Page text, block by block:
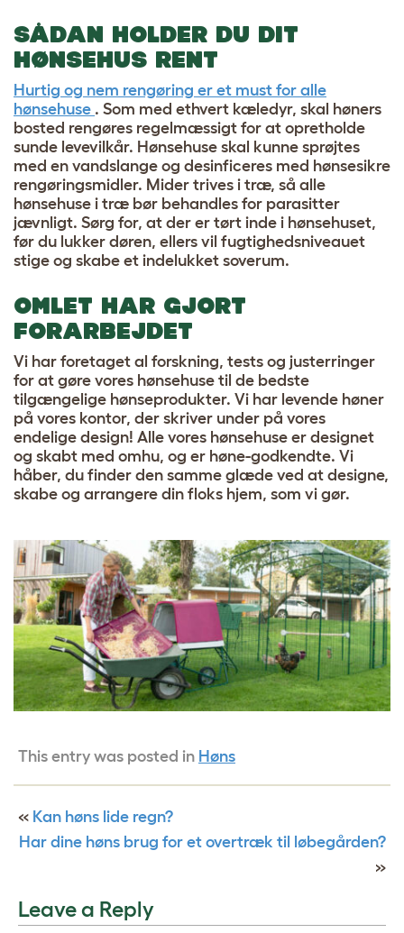
SÅDAN HOLDER DU DIT
HØNSEHUS RENT
Hurtig og nem rengøring er et must for alle
hønsehuse . Som med ethvert kæledyr, skal høners
bosted rengøres regelmæssigt for at opretholde
sunde levevilkår. Hønsehuse skal kunne sprøjtes
med en vandslange og desinficeres med hønsesikre
rengøringsmidler. Mider trives i træ, så alle
hønsehuse i træ bør behandles for parasitter
jævnligt. Sørg for, at der er tørt inde i hønsehuset,
før du lukker døren, ellers vil fugtighedsniveauet
stige og skabe et indelukket soverum.
OMLET HAR GJORT
FORARBEJDET
Vi har foretaget al forskning, tests og justerringer
for at gøre vores hønsehuse til de bedste
tilgængelige hønseprodukter. Vi har levende høner
på vores kontor, der skriver under på vores
endelige design! Alle vores hønsehuse er designet
og skabt med omhu, og er høne-godkendte. Vi
håber, du finder den samme glæde ved at designe,
skabe og arrangere din floks hjem, som vi gør.
This entry was posted in Høns
« Kan høns lide regn?
Har dine høns brug for et overtræk til løbegården?
»
Leave a Reply